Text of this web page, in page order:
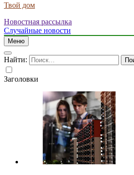
Твой дом
Новостная рассылка
Случайные новости
Меню
Найти:
Заголовки